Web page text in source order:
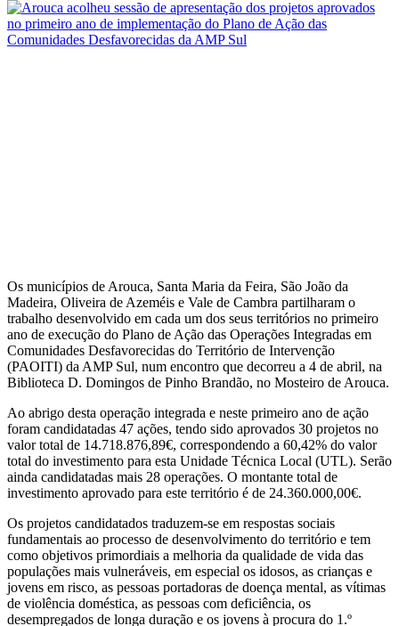
Os municípios de Arouca, Santa Maria da Feira, São João da
Madeira, Oliveira de Azeméis e Vale de Cambra partilharam o
trabalho desenvolvido em cada um dos seus territórios no primeiro
ano de execução do Plano de Ação das Operações Integradas em
Comunidades Desfavorecidas do Território de Intervenção
(PAOITI) da AMP Sul, num encontro que decorreu a 4 de abril, na
Biblioteca D. Domingos de Pinho Brandão, no Mosteiro de Arouca.
Ao abrigo desta operação integrada e neste primeiro ano de ação
foram candidatadas 47 ações, tendo sido aprovados 30 projetos no
valor total de 14.718.876,89€, correspondendo a 60,42% do valor
total do investimento para esta Unidade Técnica Local (UTL). Serão
ainda candidatadas mais 28 operações. O montante total de
investimento aprovado para este território é de 24.360.000,00€.
Os projetos candidatados traduzem-se em respostas sociais
fundamentais ao processo de desenvolvimento do território e tem
como objetivos primordiais a melhoria da qualidade de vida das
populações mais vulneráveis, em especial os idosos, as crianças e
jovens em risco, as pessoas portadoras de doença mental, as vítimas
de violência doméstica, as pessoas com deficiência, os
desempregados de longa duração e os jovens à procura do 1.º